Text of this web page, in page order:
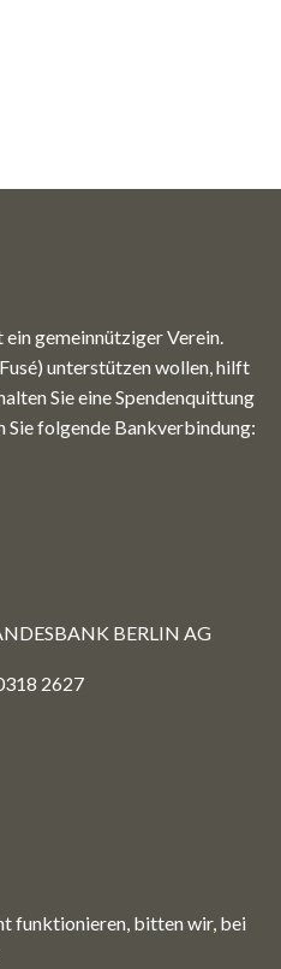
gemeinnütziger Verein.
unterstützen wollen, hilft
Sie eine Spendenquittung
Sie folgende Bankverbindung:
BERLIN AG
2627
funktionieren, bitten wir, bei